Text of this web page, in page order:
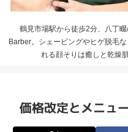
鶴見市場駅から徒歩2分、八丁
Barber。シェービングやヒゲ脱毛
れる顔そりは癒しと乾燥
価格改定とメニュ